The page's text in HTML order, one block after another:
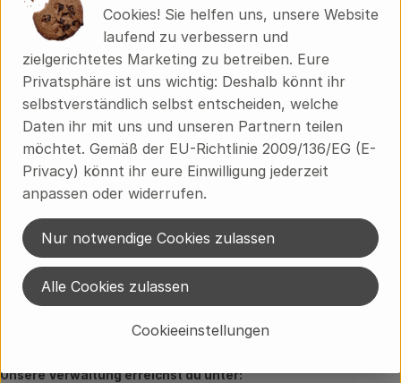
Produktinformationen
Herkunft
Hersteller: GK
Ökodorf Brodowin
Du hast eine Frage zum Lieferservice?
Brodowiner Dorfstraße 89
16230 Chorin OT Brodowin
033362 60-300
Unsere Verwaltung erreichst du unter:
Cookies! Sie helfen uns, unsere Website
laufend zu verbessern und
zielgerichtetes Marketing zu betreiben. Eure
Privatsphäre ist uns wichtig: Deshalb könnt ihr
selbstverständlich selbst entscheiden, welche
Daten ihr mit uns und unseren Partnern teilen
möchtet. Gemäß der EU-Richtlinie 2009/136/EG (E-
Privacy) könnt ihr eure Einwilligung jederzeit
anpassen oder widerrufen.
Cookieeinstellungen
Nur notwendige Cookies zulassen
Alle Cookies zulassen